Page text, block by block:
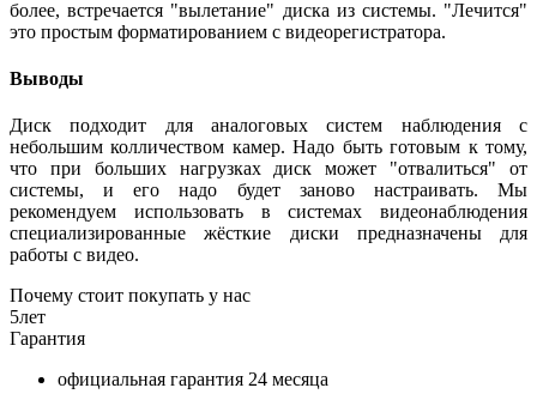
более, встречается "вылетание" диска из системы. "Лечится"
это простым форматированием с видеорегистратора.
Выводы
Диск подходит для аналоговых систем наблюдения с
небольшим колличеством камер. Надо быть готовым к тому,
что при больших нагрузках диск может "отвалиться" от
системы, и его надо будет заново настраивать. Мы
рекомендуем использовать в системах видеонаблюдения
специализированные жёсткие диски предназначены для
работы с видео.
Почему стоит покупать у нас
5лет
Гарантия
официальная гарантия 24 месяца